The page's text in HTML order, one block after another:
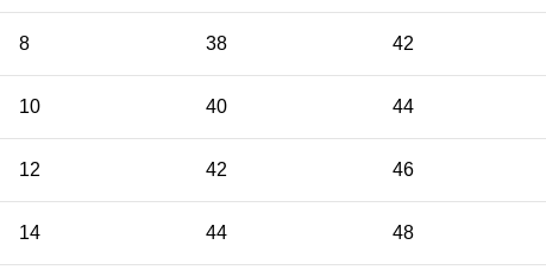
8 38 42
10 40 44
12 42 46
14 44 48